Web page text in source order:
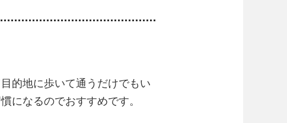
的地に歩いて通うだけでもい
になるのでおすすめです。